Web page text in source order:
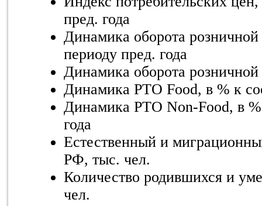
пред. года
Динамика оборота розничной
периоду пред. года
Динамика оборота розничной
Динамика РТО Food, в % к
Динамика РТО Non-Food, в %
года
Естественный и
РФ, тыс. чел.
Количество родившихся и
чел.